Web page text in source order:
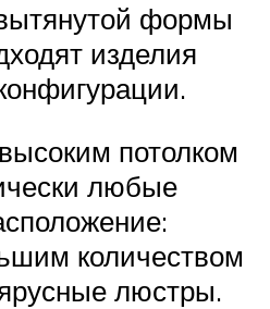
формы
изделия
потолком
любые
количеством
люстры.